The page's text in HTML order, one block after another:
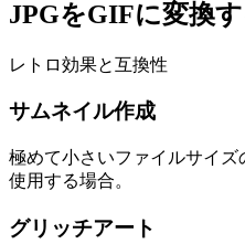
JPGをGIFに変換
レトロ効果と互換性
サムネイル作成
極めて小さいファイルサイ
使用する場合。
グリッチアート